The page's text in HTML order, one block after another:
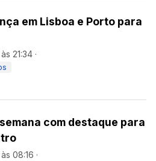
em Lisboa e Porto para
21:34 ·
com destaque para
08:16 ·